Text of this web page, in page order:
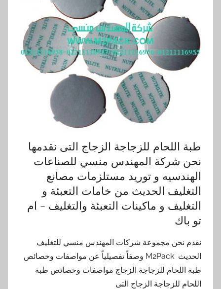
طبة اللحام للزجاجة الزجاج التى نقدمها
نحن شركة المهندس منسي للصناعات
الهندسيه و توريد مستلزمات مصانع
التغليف الحديث من خامات التعبئة و
التغليف و ماكينات التعبئة والتغليف – ام
تو باك
نقدم نحن مجموعة شركات المهندس منسي للتغليف
الحديث M2Pack وصفاً تفصيلياً عن مواصفات وخصائص
طبة اللحام للزجاجة الزجاج مواصفات وخصائص طبة
اللحام للزجاجة الزجاج التى